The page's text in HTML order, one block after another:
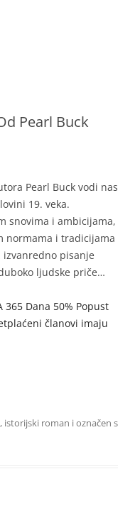
Pearl Buck
Pearl Buck vodi nas
19. veka.
snovima i ambicijama,
normama i tradicijama
pisanje
ljudske priče…
365 Dana 50% Popust
članovi imaju
, istorijski roman i označen s